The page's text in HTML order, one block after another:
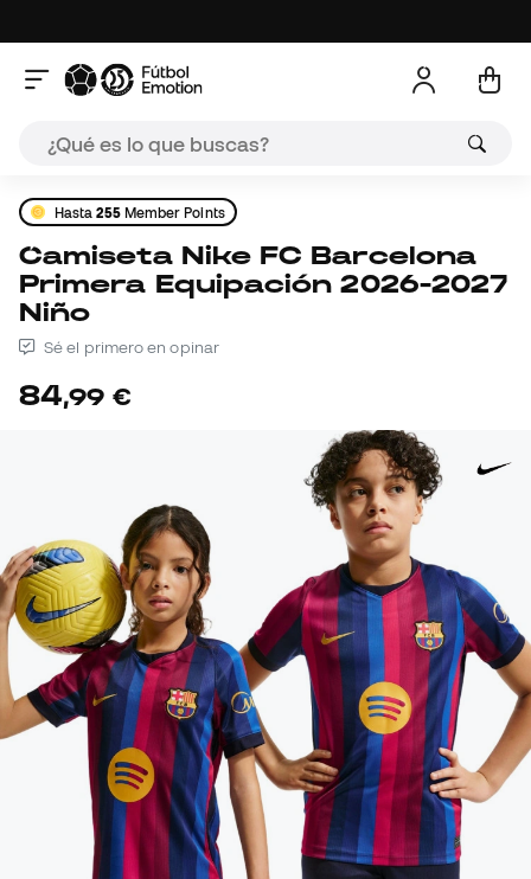
Hasta255Member Points
Camiseta Nike FC Barcelona
Primera Equipación 2026-2027
Niño
Sé el primero en opinar
84,99 €